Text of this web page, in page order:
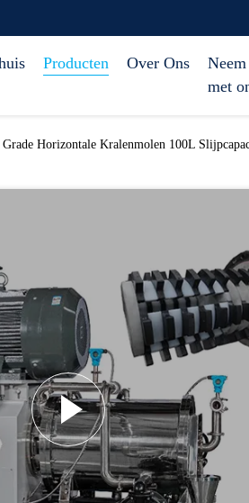
Producten Over Ons
met
Grade Horizontale Kralenmolen 100L